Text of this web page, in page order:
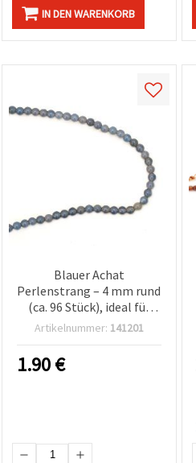
IN DEN WARENKORB
Blauer Achat
Perlenstrang – 4 mm rund
(ca. 96 Stück), ideal für
elegantes und kreatives
Schmuckdesigns
Artikelnummer: 141201
1.90€